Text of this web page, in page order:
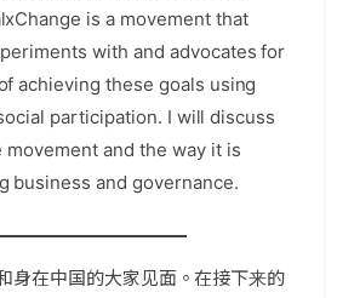
is a movement that
with and advocates for
achieving these goals using
participation. I will discuss
and the way it is
business and governance.
身在中国的大家见面。在接下来的